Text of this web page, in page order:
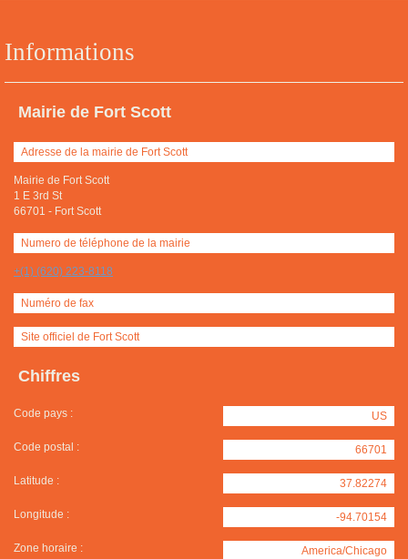
Informations
Mairie de Fort Scott
Adresse de la mairie de Fort Scott
Mairie de Fort Scott
1 E 3rd St
66701 - Fort Scott
Numero de téléphone de la mairie
+(1) (620) 223-8118
Numéro de fax
Site officiel de Fort Scott
Chiffres
Code pays : US
Code postal : 66701
Latitude : 37.82274
Longitude : -94.70154
Zone horaire : America/Chicago